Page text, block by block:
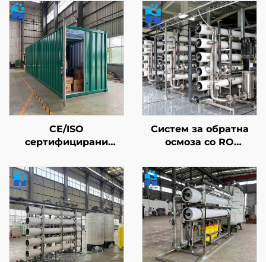
CE/ISO
сертифицирани
системи за третман
на вода |
Индустријален RO
систем за 50–500 м³/
ден
Систем за обратна
осмоза со RO
за пречистување на
вода, постројка за
третман на вода и
филтрациски систем
за пиење во фарма и
куќа